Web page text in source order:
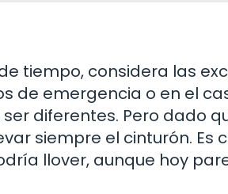
tiempo, considera las
de emergencia o en el
diferentes. Pero dado
siempre el cinturón. Es
llover, aunque hoy